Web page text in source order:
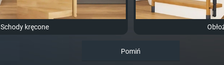
Schody kręcone
Pomiń